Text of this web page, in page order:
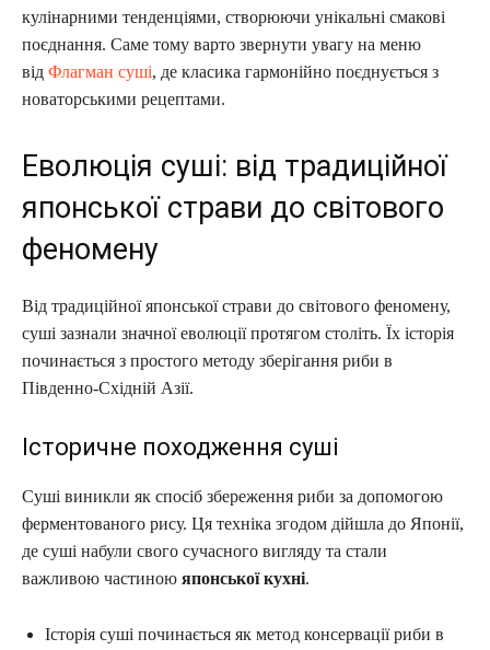
кулінарними тенденціями, створюючи унікальні смакові
поєднання. Саме тому варто звернути увагу на меню
від Флагман суші, де класика гармонійно поєднується з
новаторськими рецептами.
Еволюція суші: від традиційної
японської страви до світового
феномену
Від традиційної японської страви до світового феномену,
суші зазнали значної еволюції протягом століть. Їх історія
починається з простого методу зберігання риби в
Південно-Східній Азії.
Історичне походження суші
Суші виникли як спосіб збереження риби за допомогою
ферментованого рису. Ця техніка згодом дійшла до Японії,
де суші набули свого сучасного вигляду та стали
важливою частиною японської кухні.
Історія суші починається як метод консервації риби в